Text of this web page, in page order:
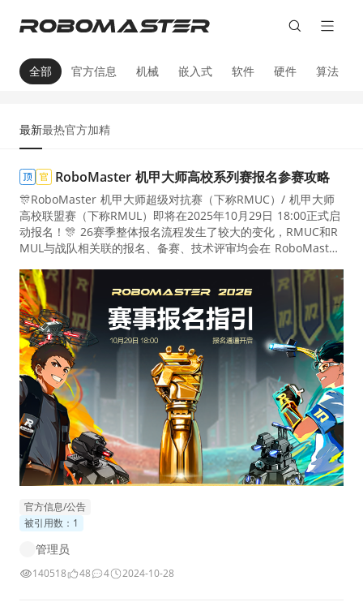
全部 官方信息 机械 嵌入式 软件 硬件 算法
最新最热官方加精
RoboMaster 机甲大师高校系列赛报名参赛攻略
🎊RoboMaster 机甲大师超级对抗赛（下称RMUC）/ 机甲大师
高校联盟赛（下称RMUL）即将在2025年10月29日 18:00正式启
动报名！🎊 26赛季整体报名流程发生了较大的变化，RMUC和R
MUL与战队相关联的报名、备赛、技术评审均会在 RoboMaster
季！ <
官方信息/公告
被引用数：1
管理员
140518 48 4 2024-10-28